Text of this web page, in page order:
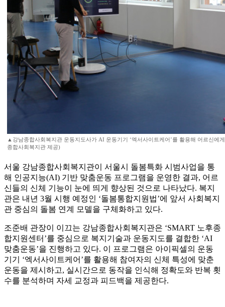
▲강남종합사회복지관 운동지도사가 AI 운동기기 ‘엑서사이트케어’를 활용해 어르신에
종합사회복지관 제공)
서울 강남종합사회복지관이 서울시 돌봄특화 시범사업을 통
해 인공지능(AI) 기반 맞춤운동 프로그램을 운영한 결과, 어르
신들의 신체 기능이 눈에 띄게 향상된 것으로 나타났다. 복지
관은 내년 3월 시행 예정인 ‘돌봄통합지원법’에 앞서 사회복지
관 중심의 돌봄 연계 모델을 구체화하고 있다.
조준배 관장이 이끄는 강남종합사회복지관은 ‘SMART 노후종
합지원센터’를 중심으로 복지기술과 운동지도를 결합한 ‘AI
맞춤운동’을 진행하고 있다. 이 프로그램은 아이픽셀의 운동
기기 ‘엑서사이트케어’를 활용해 참여자의 신체 특성에 맞춘
운동을 제시하고, 실시간으로 동작을 인식해 정확도와 반복 횟
수를 분석하며 자세 교정과 피드백을 제공한다.